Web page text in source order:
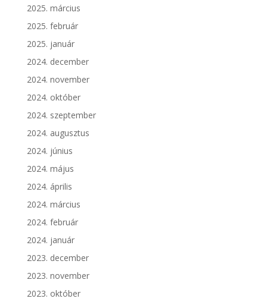
2025. március
2025. február
2025. január
2024. december
2024. november
2024. október
2024. szeptember
2024. augusztus
2024. június
2024. május
2024. április
2024. március
2024. február
2024. január
2023. december
2023. november
2023. október